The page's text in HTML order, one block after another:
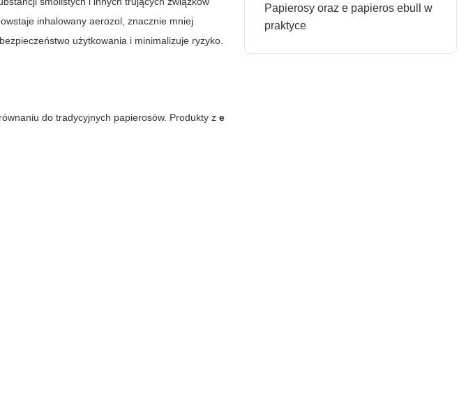
inhalowany aerozol, znacznie mniej
użytkowania i minimalizuje ryzyko.
do tradycyjnych papierosów. Produkty ze
Papierosy oraz e papieros ebull w
praktyce